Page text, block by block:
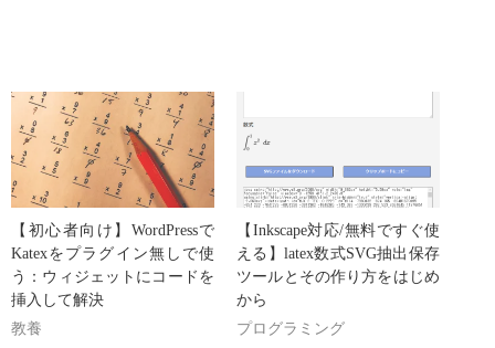
【初心者向け】WordPressで
Katexをプラグイン無しで使
う：ウィジェットにコードを
挿入して解決
教養
【Inkscape対応/無料ですぐ使
える】latex数式SVG抽出保存
ツールとその作り方をはじめ
から
プログラミング